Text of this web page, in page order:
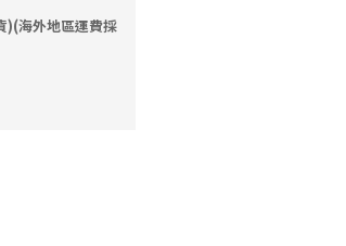
)(海外地區運費採